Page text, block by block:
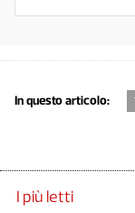
In questo articolo:
I più letti